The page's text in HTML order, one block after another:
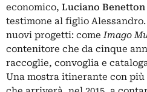
economico, Luciano Benetton
testimone al figlio
nuovi progetti: comeImago
contenitore che da cinque
raccoglie, convoglia e
Una mostra itinerante con